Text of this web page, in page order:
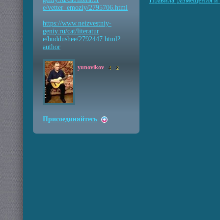
e/vetter_emoziy/2795706.html
https://www.neizvestniy-
geniy.ru/cat/literatur
e/buddushee/2792447.html?
author
yunovikov 4 2
Присоединяйтесь